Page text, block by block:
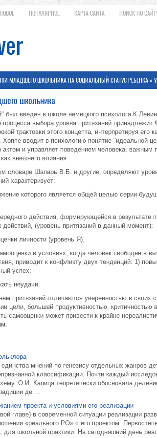
НОВОЕ ПОПУЛЯРНОЕ КАРТА САЙТА ПОИСК ПО
МЛАДШЕГО ШКОЛЬНИКА НА СОЦИАЛЬНЫЙ СТАТУС РЕБЕНКА»
школьника
был введен в школе немецкого психолога
процесса выбора уровня притязаний
трактовки этого концепта, интерпретируя его
вводит в психологию понятие "идеальной
актом и управляет поведением человека; важным
внешнего влияния.
словаре Шапарь В.Б. и другие, определяют
характеризует:
которого является общей целью серии
действия, формирующейся в результате
(уровень притязаний в данный момент);
личности (уровень Я).
в условиях, когда человек свободен в
приводит к конфликту двух тенденций: 1)
успех;
неудачи.
притязаний отличаются уверенностью в своих
цели, большей продуктивностью, критичностью
самооценки может привести к крайне
мнений по генезису отдельных жанров
классификации. Почти каждый
О.И. Капица теоретически обосновала
де ...
проекта и условиями его реализации
главе) в современной ситуации реализации
«реального РО» с его проектом.
для школьной практики. На сегодняшний день